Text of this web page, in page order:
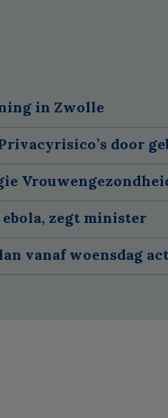
in Zwolle
door
zegt minister
vanaf woensdag